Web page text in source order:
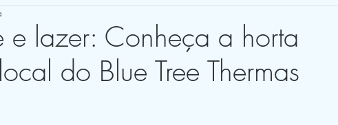
e lazer: Conheça a horta
do Blue Tree Thermas